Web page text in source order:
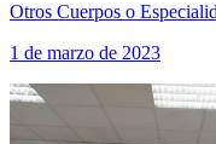
Otros Cuerpos o
1 de marzo de 2023